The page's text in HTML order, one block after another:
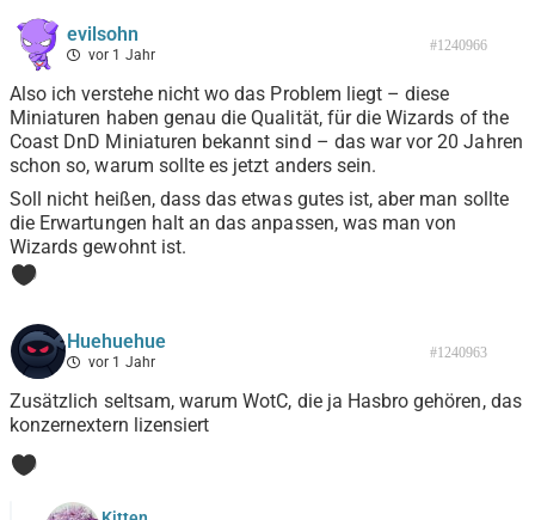
evilsohn
vor 1 Jahr
#1240966
Also ich verstehe nicht wo das Problem liegt – diese
Miniaturen haben genau die Qualität, für die Wizards of the
Coast DnD Miniaturen bekannt sind – das war vor 20 Jahren
schon so, warum sollte es jetzt anders sein.
Soll nicht heißen, dass das etwas gutes ist, aber man sollte
die Erwartungen halt an das anpassen, was man von
Wizards gewohnt ist.
0
Huehuehue
vor 1 Jahr
#1240963
Zusätzlich seltsam, warum WotC, die ja Hasbro gehören, das
konzernextern lizensiert
0